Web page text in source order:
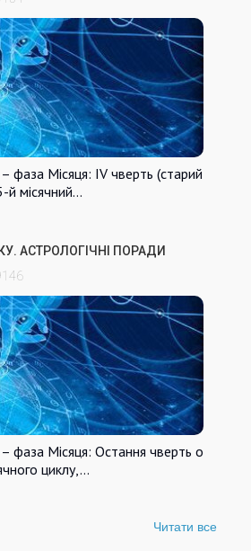
фаза Місяця: IV чверть (старий
й місячний…
АСТРОЛОГІЧНІ ПОРАДИ
фаза Місяця: Остання чверть о
циклу,…
Читати все